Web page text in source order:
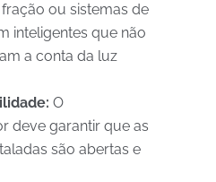
ou sistemas de
inteligentes que não
a conta da luz
O
deve garantir que as
são abertas e